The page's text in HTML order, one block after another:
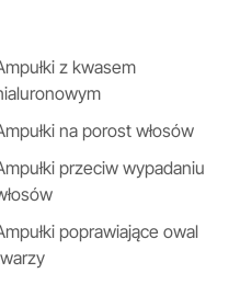
z kwasem
na porost włosów
przeciw wypadaniu
poprawiające owal